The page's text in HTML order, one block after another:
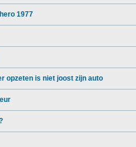
1977
opzeten is niet joost zijn auto